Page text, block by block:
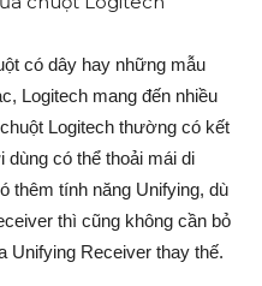
có dây hay những mẫu
Logitech mang đến nhiều
Logitech thường có kết
dùng có thể thoải mái di
thêm tính năng Unifying, dù
thì cũng không cần bỏ
Unifying Receiver thay thế.